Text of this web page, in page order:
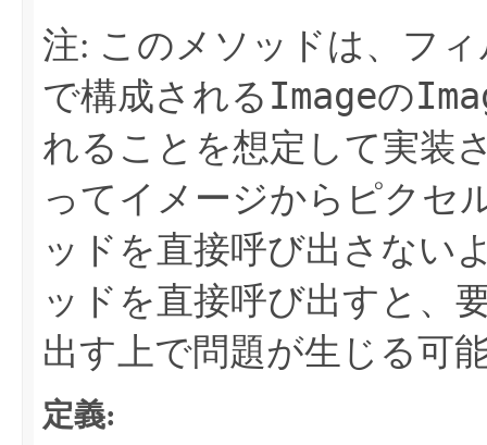
注: このメソッドは、フ
で構成される Imageの
れることを想定して実装
ってイメージからピクセ
ッドを直接呼び出さない
ッドを直接呼び出すと、
出す上で問題が生じる可
定義: